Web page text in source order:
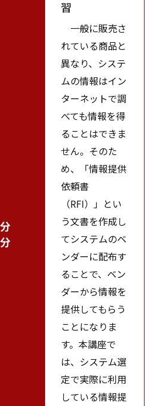
習
一般に販売さ
れている商品と
異なり、システ
ムの情報はイン
ターネットで調
べても情報を得
ることはできま
せん。そのた
め、「情報提供
依頼書
（RFI）」とい
う文書を作成し
てシステムのベ
ンダーに配布す
ることで、ベン
ダーから情報を
提供してもらう
ことになりま
す。本講座で
は、システム選
定で実際に利用
している情報提